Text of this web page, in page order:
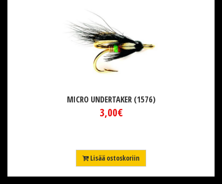
MICRO UNDERTAKER (1576)
3,00€
Lisää ostoskoriin